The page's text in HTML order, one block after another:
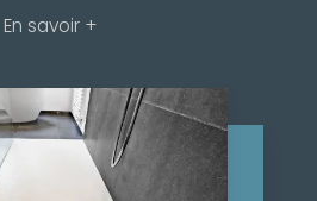
En savoir +